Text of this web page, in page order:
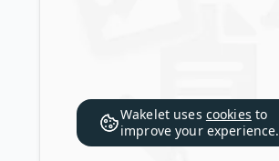
Wakelet uses cookies to
improve your experience.